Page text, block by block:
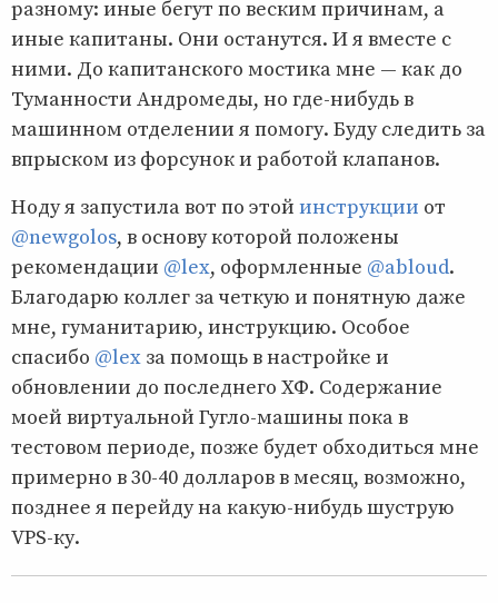
разному: иные бегут по веским причинам, а
иные капитаны. Они останутся. И я вместе с
ними. До капитанского мостика мне — как до
Туманности Андромеды, но где-нибудь в
машинном отделении я помогу. Буду следить за
впрыском из форсунок и работой клапанов.
Ноду я запустила вот по этой инструкции от
@newgolos, в основу которой положены
рекомендации @lex, оформленные @abloud.
Благодарю коллег за четкую и понятную даже
мне, гуманитарию, инструкцию. Особое
спасибо @lex за помощь в настройке и
обновлении до последнего ХФ. Содержание
моей виртуальной Гугло-машины пока в
тестовом периоде, позже будет обходиться мне
примерно в 30-40 долларов в месяц, возможно,
позднее я перейду на какую-нибудь шуструю
VPS-ку.